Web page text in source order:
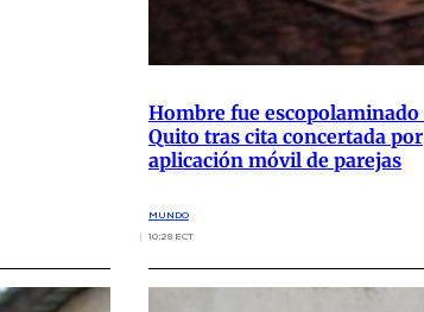
Hombre fue escopolaminado
Quito tras cita concertada por
aplicación móvil de parejas
MUNDO
10:28 ECT